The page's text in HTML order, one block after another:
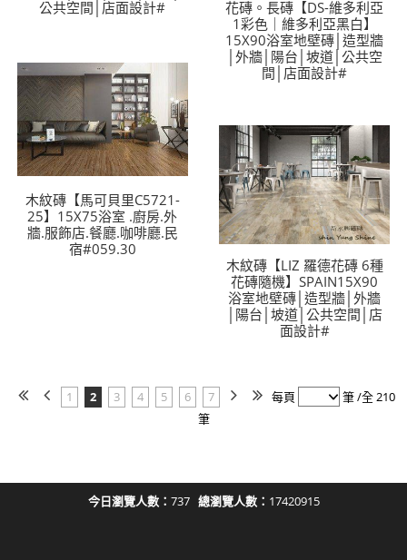
公共空間│店面設計#
花磚。長磚【DS-維多利亞
1彩色｜維多利亞黑白】
15X90浴室地壁磚│造型牆
│外牆│陽台│坡道│公共空
間│店面設計#
木紋磚【馬可貝里C5721-
25】15X75浴室 .廚房.外
牆.服飾店.餐廳.咖啡廳.民
宿#059.30
木紋磚【LIZ 羅德花磚 6種
花磚隨機】SPAIN15X90
浴室地壁磚│造型牆│外牆
│陽台│坡道│公共空間│店
面設計#
1 2 3 4 5 6 7 每頁
筆 /全 210
筆
今日瀏覽人數： 737 總瀏覽人數： 17420915